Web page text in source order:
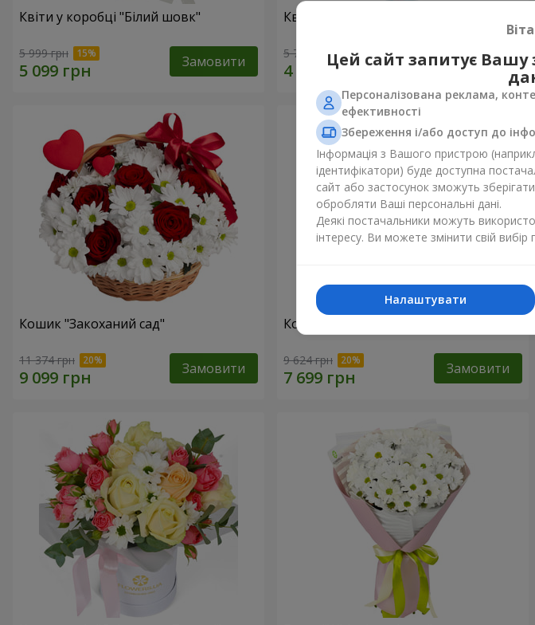
Квіти у коробці "Білий шовк"
5 999 грн Замовити
Квіти в коробці "Щастя не оминеш"
5 764 грн Замовити
Кошик "Закоханий сад"
11 374 грн Замовити
Композиція "Charlotte"
9 624 грн Замовити
Цей сайт запитує
Персоналізована реклама,
ефективності
Збереження і/або доступ до
Інформація з Вашого пристрою
ідентифікатори) буде доступна
сайт або застосунок зможуть
обробляти Ваші персональні дані.
Деякі постачальники можуть
інтересу. Ви можете змінити свій вибір
Налаштувати